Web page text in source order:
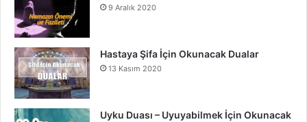
9 Aralık 2020
Hastaya Şifa İçin Okunacak Dualar
13 Kasım 2020
Uyku Duası – Uyuyabilmek İçin Okunacak